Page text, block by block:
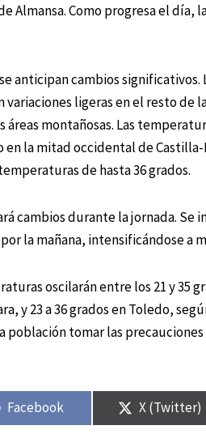
Almansa. Como progresa el día,
anticipan cambios significativos.
variaciones ligeras en el resto
áreas montañosas. Las
la mitad occidental de
de hasta 36 grados.
cambios durante la jornada. Se
la mañana, intensificándose a
oscilarán entre los 21 y 35
y 23 a 36 grados en Toledo,
población tomar las
Facebook X (Twitter)